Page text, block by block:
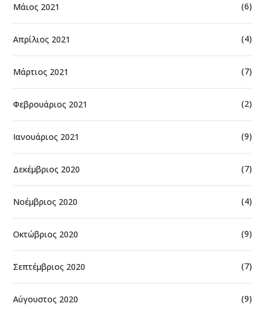
Μάιος 2021 (6)
Απρίλιος 2021 (4)
Μάρτιος 2021 (7)
Φεβρουάριος 2021 (2)
Ιανουάριος 2021 (9)
Δεκέμβριος 2020 (7)
Νοέμβριος 2020 (4)
Οκτώβριος 2020 (9)
Σεπτέμβριος 2020 (7)
Αύγουστος 2020 (9)